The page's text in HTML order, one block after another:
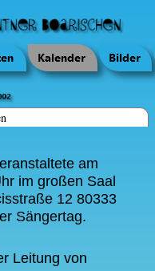
am
im großen Saal
12 80333
Sängertag.
Leitung von